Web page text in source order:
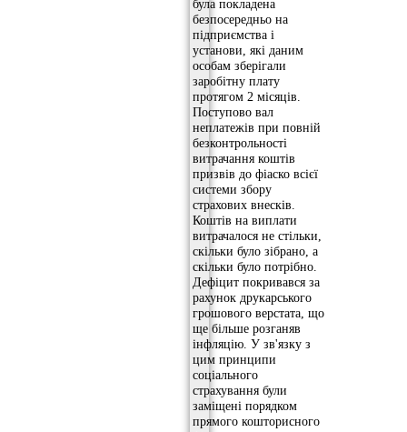
була покладена
безпосередньо на
підприємства і
установи, які даним
особам зберігали
заробітну плату
протягом 2 місяців.
Поступово вал
неплатежів при повній
безконтрольності
витрачання коштів
призвів до фіаско всієї
системи збору
страхових внесків.
Коштів на виплати
витрачалося не стільки,
скільки було зібрано, а
скільки було потрібно.
Дефіцит покривався за
рахунок друкарського
грошового верстата, що
ще більше розганяв
інфляцію. У зв'язку з
цим принципи
соціального
страхування були
заміщені порядком
прямого кошторисного